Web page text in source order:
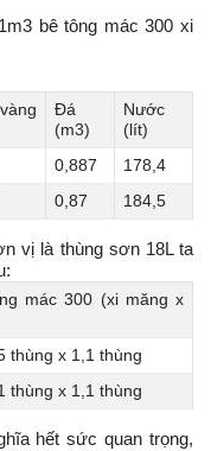
bê tông mác 300 xi
Đá
(m3)
Nước
(lít)
0,887
178,4
0,87 184,5
vị là thùng sơn 18L ta
mác 300 (xi măng x
thùng x 1,1 thùng
thùng x 1,1 thùng
hết sức quan trọng,